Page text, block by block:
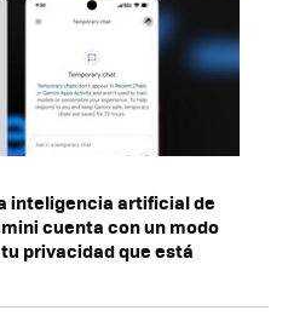
inteligencia artificial de
cuenta con un modo
privacidad que está